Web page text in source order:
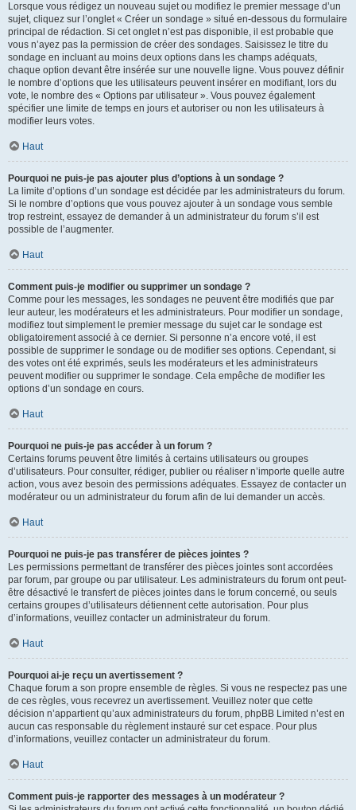
Lorsque vous rédigez un nouveau sujet ou modifiez le premier message d’un
sujet, cliquez sur l’onglet « Créer un sondage » situé en-dessous du formulaire
principal de rédaction. Si cet onglet n’est pas disponible, il est probable que
vous n’ayez pas la permission de créer des sondages. Saisissez le titre du
sondage en incluant au moins deux options dans les champs adéquats,
chaque option devant être insérée sur une nouvelle ligne. Vous pouvez définir
le nombre d’options que les utilisateurs peuvent insérer en modifiant, lors du
vote, le nombre des « Options par utilisateur ». Vous pouvez également
spécifier une limite de temps en jours et autoriser ou non les utilisateurs à
modifier leurs votes.
Haut
Pourquoi ne puis-je pas ajouter plus d’options à un sondage ?
La limite d’options d’un sondage est décidée par les administrateurs du forum.
Si le nombre d’options que vous pouvez ajouter à un sondage vous semble
trop restreint, essayez de demander à un administrateur du forum s’il est
possible de l’augmenter.
Haut
Comment puis-je modifier ou supprimer un sondage ?
Comme pour les messages, les sondages ne peuvent être modifiés que par
leur auteur, les modérateurs et les administrateurs. Pour modifier un sondage,
modifiez tout simplement le premier message du sujet car le sondage est
obligatoirement associé à ce dernier. Si personne n’a encore voté, il est
possible de supprimer le sondage ou de modifier ses options. Cependant, si
des votes ont été exprimés, seuls les modérateurs et les administrateurs
peuvent modifier ou supprimer le sondage. Cela empêche de modifier les
options d’un sondage en cours.
Haut
Pourquoi ne puis-je pas accéder à un forum ?
Certains forums peuvent être limités à certains utilisateurs ou groupes
d’utilisateurs. Pour consulter, rédiger, publier ou réaliser n’importe quelle autre
action, vous avez besoin des permissions adéquates. Essayez de contacter un
modérateur ou un administrateur du forum afin de lui demander un accès.
Haut
Pourquoi ne puis-je pas transférer de pièces jointes ?
Les permissions permettant de transférer des pièces jointes sont accordées
par forum, par groupe ou par utilisateur. Les administrateurs du forum ont peut-
être désactivé le transfert de pièces jointes dans le forum concerné, ou seuls
certains groupes d’utilisateurs détiennent cette autorisation. Pour plus
d’informations, veuillez contacter un administrateur du forum.
Haut
Pourquoi ai-je reçu un avertissement ?
Chaque forum a son propre ensemble de règles. Si vous ne respectez pas une
de ces règles, vous recevrez un avertissement. Veuillez noter que cette
décision n’appartient qu’aux administrateurs du forum, phpBB Limited n’est en
aucun cas responsable du règlement instauré sur cet espace. Pour plus
d’informations, veuillez contacter un administrateur du forum.
Haut
Comment puis-je rapporter des messages à un modérateur ?